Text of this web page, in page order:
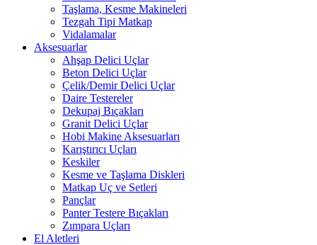
Taşlama, Kesme Makineleri
Tezgah Tipi Matkap
Vidalamalar
Aksesuarlar
Ahşap Delici Uçlar
Beton Delici Uçlar
Çelik/Demir Delici Uçlar
Daire Testereler
Dekupaj Bıçakları
Granit Delici Uçlar
Hobi Makine Aksesuarları
Karıştırıcı Uçları
Keskiler
Kesme ve Taşlama Diskleri
Matkap Uç ve Setleri
Pançlar
Panter Testere Bıçakları
Zımpara Uçları
El Aletleri